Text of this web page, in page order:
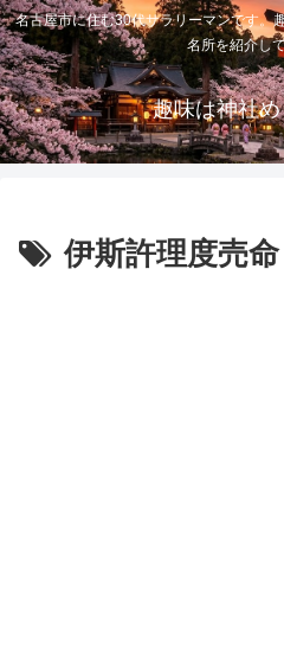
名古屋市に住む30代サラリーマンです。
名所を紹介し
趣味は神社
伊斯許理度売命